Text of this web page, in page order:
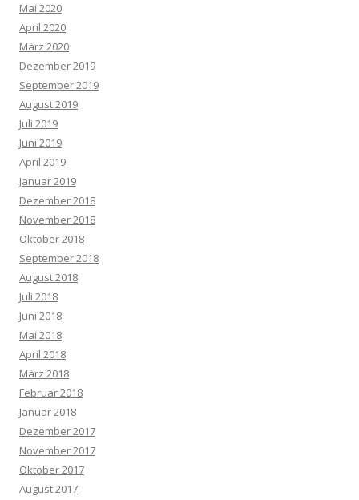
Mai 2020
April 2020
März 2020
Dezember 2019
September 2019
August 2019
Juli 2019
Juni 2019
April 2019
Januar 2019
Dezember 2018
November 2018
Oktober 2018
September 2018
August 2018
Juli 2018
Juni 2018
Mai 2018
April 2018
März 2018
Februar 2018
Januar 2018
Dezember 2017
November 2017
Oktober 2017
August 2017